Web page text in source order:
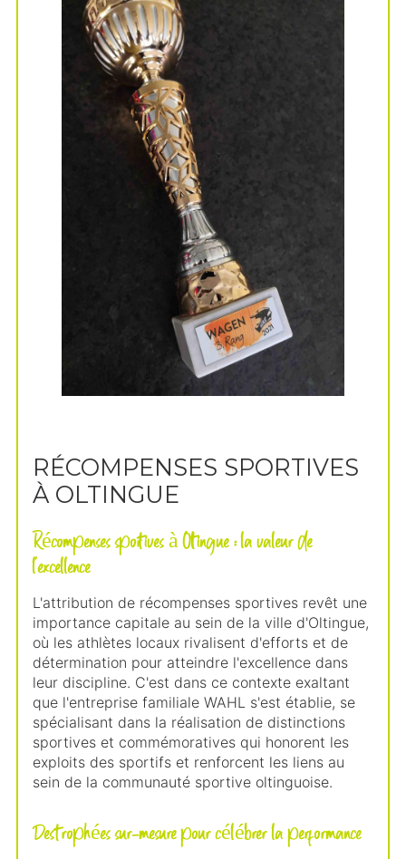
RÉCOMPENSES SPORTIVES
À OLTINGUE
Récompenses sportives à Oltingue : la valeur de
l'excellence
L'attribution de récompenses sportives revêt une
importance capitale au sein de la ville d'Oltingue,
où les athlètes locaux rivalisent d'efforts et de
détermination pour atteindre l'excellence dans
leur discipline. C'est dans ce contexte exaltant
que l'entreprise familiale WAHL s'est établie, se
spécialisant dans la réalisation de distinctions
sportives et commémoratives qui honorent les
exploits des sportifs et renforcent les liens au
sein de la communauté sportive oltinguoise.
Des trophées sur-mesure pour célébrer la performance